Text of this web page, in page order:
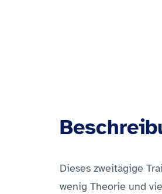
Dieses zweitägige
wenig Theorie und